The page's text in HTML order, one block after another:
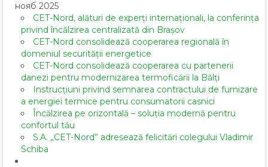
нояб 2025
CET-Nord, alături de experți internaționali, la conferința
privind încălzirea centralizată din Brașov
CET-Nord consolidează cooperarea regională în
domeniul securității energetice
CET-Nord consolidează cooperarea cu partenerii
danezi pentru modernizarea termoficării la Bălți
Instrucțiuni privind semnarea contractului de furnizare
a energiei termice pentru consumatorii casnici
Încălzirea pe orizontală – soluția modernă pentru
confortul tău
S.A. „CET-Nord” adresează felicitări colegului Vladimir
Schiba